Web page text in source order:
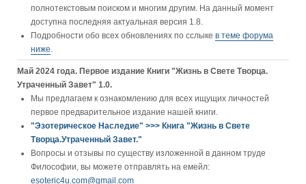
полнотекстовым поиском и многим другим. На данный момент
доступна последняя актуальная версия 1.8.
Подробности обо всех обновлениях по сслыке в теме форума
ниже.
Май 2024 года. Первое издание Книги "Жизнь в Свете Творца.
Утраченный Завет" 1.0.
Мы предлагаем к ознакомлению для всех ищущих личностей
первое предварительное издание нашей книги.
"Эзотерическое Наследие" >>> Книга "Жизнь в Свете
Творца.Утраченный Завет."
Вопросы и отзывы по существу изложенной в данном труде
Философии, вы можете отправлять на емейл:
esoteric4u.com@gmail.com